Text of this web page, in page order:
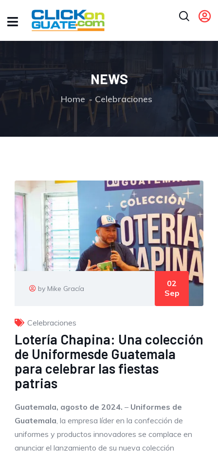
NEWS
Home Celebraciones
by Mike Gracía
02
Sep
Celebraciones
Lotería Chapina: Una colección
de Uniformesde Guatemala
para celebrar las fiestas
patrias
Guatemala, agosto de 2024. – Uniformes de
Guatemala , la empresa líder en la confección de
uniformes y productos innovadores se complace en
anunciar el lanzamiento de su nueva colección